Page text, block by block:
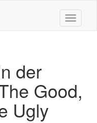
Toggle
der
Good,
Ugly